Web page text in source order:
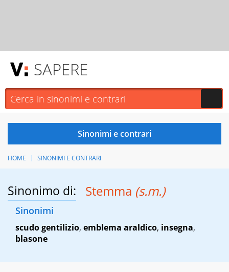
SAPERE
HOME SINONIMI E CONTRARI
Sinonimo di: Stemma (s.m.)
Sinonimi
scudo gentilizio, emblema araldico, insegna,
blasone